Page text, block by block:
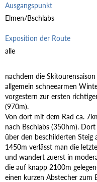
Ausgangspunkt
Elmen/Bschlabs
Exposition der Route
alle
nachdem die
allgemein schneearmen
vorgestern zur ersten
(970m).
Von dort mit dem Rad ca.
nach Bschlabs (350hm).
über den beschilderten
1450m verlässt man die
und wandert zuerst in
die auf knapp 2100m
einen kurzen Abstecher zum